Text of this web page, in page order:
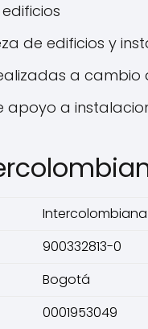
de edificios y
a
apoyo a
Intercolombiana
900332813-0
Bogotá
0001953049